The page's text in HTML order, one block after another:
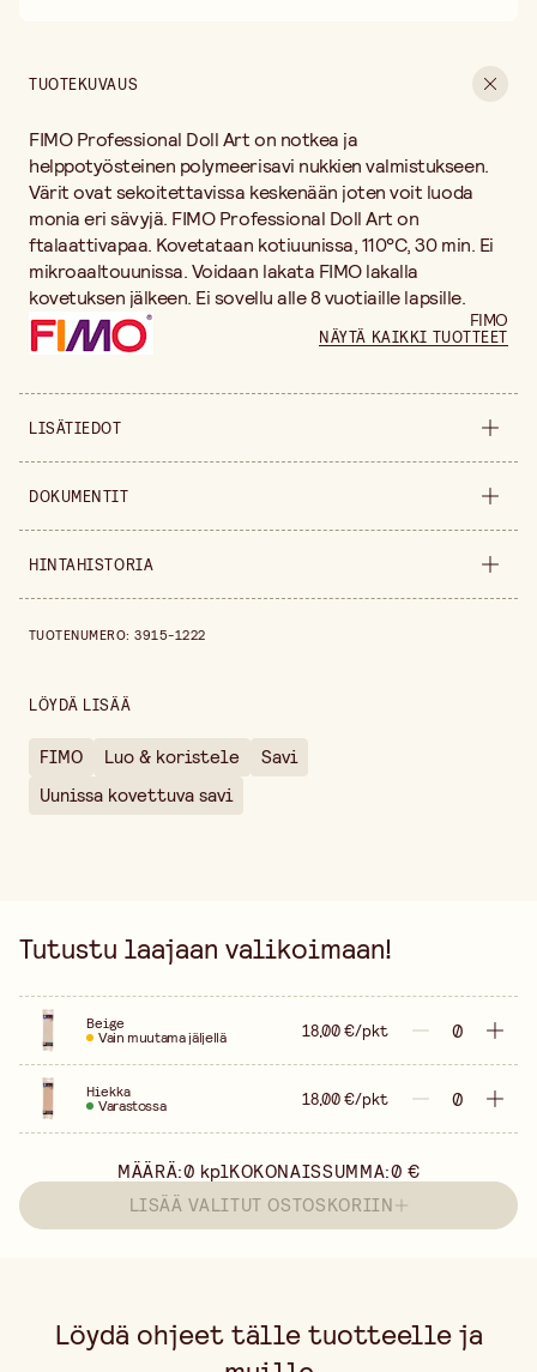
TUOTEKUVAUS
FIMO Professional Doll Art on notkea ja
helppotyösteinen polymeerisavi nukkien valmistukseen.
Värit ovat sekoitettavissa keskenään joten voit luoda
monia eri sävyjä. FIMO Professional Doll Art on
ftalaattivapaa. Kovetataan kotiuunissa, 110°C, 30 min. Ei
mikroaaltouunissa. Voidaan lakata FIMO lakalla
kovetuksen jälkeen. Ei sovellu alle 8 vuotiaille lapsille.
FIMO
NÄYTÄ KAIKKI TUOTTEET
LISÄTIEDOT
Leveys 165 mm
Myyntiyksikkö
DOKUMENTIT
Ohjeet(.pdf)
HINTAHISTORIA
TUOTENUMERO:3915-1222
LÖYDÄ LISÄÄ
FIMO Luo & koristele
Savi
Uunissa kovettuva savi
Tutustu laajaan valikoimaan!
Beige
Vain muutama jäljellä 18,00 €/pkt
Hiekka
Varastossa 18,00 €/pkt
MÄÄRÄ:0 kplKOKONAISSUMMA:0 €
LISÄÄ VALITUT OSTOSKORIIN
Löydä ohjeet tälle tuotteelle ja